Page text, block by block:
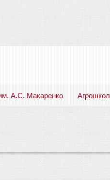
А.С. Макаренко